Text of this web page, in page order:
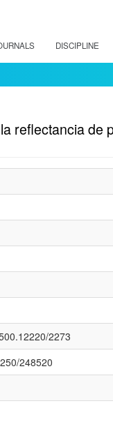
DISCIPLINE
reflectancia de
2273
248520